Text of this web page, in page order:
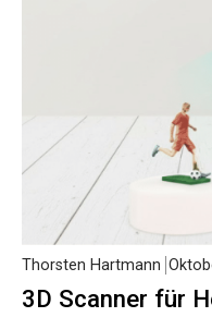
3D Scanner für
Thorsten Hartmann